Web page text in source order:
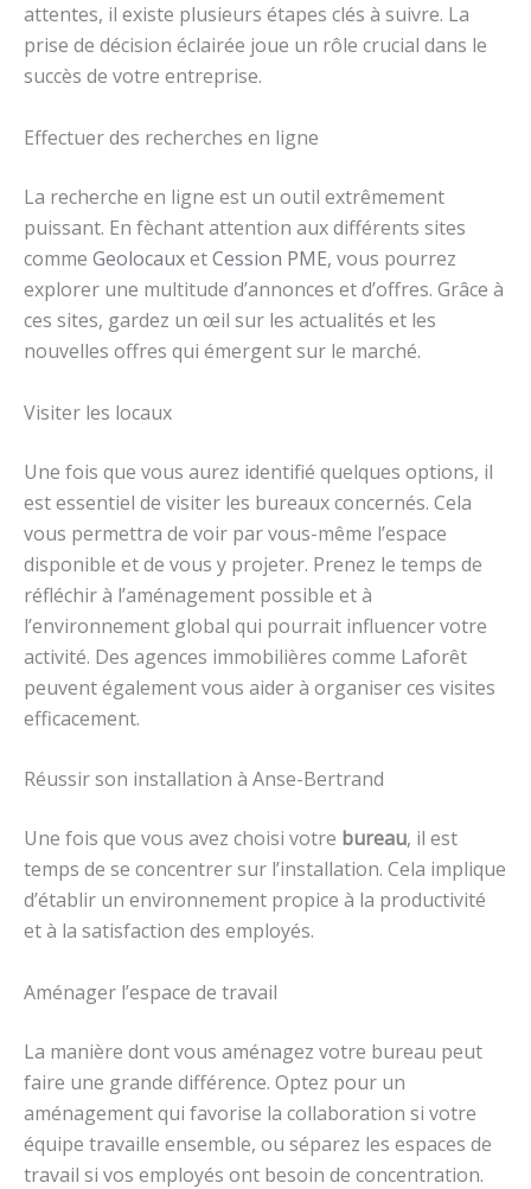
attentes, il existe plusieurs étapes clés à suivre. La
prise de décision éclairée joue un rôle crucial dans le
succès de votre entreprise.
Effectuer des recherches en ligne
La recherche en ligne est un outil extrêmement
puissant. En fèchant attention aux différents sites
comme GeolocauxetCession PME, vous pourrez
explorer une multitude d’annonces et d’offres. Grâce à
ces sites, gardez un œil sur les actualités et les
nouvelles offres qui émergent sur le marché.
Visiter les locaux
Une fois que vous aurez identifié quelques options, il
est essentiel de visiter les bureaux concernés. Cela
vous permettra de voir par vous-même l’espace
disponible et de vous y projeter. Prenez le temps de
réfléchir à l’aménagement possible et à
l’environnement global qui pourrait influencer votre
activité. Des agences immobilières comme Laforêt
peuvent également vous aider à organiser ces visites
efficacement.
Réussir son installation à Anse-Bertrand
Une fois que vous avez choisi votre bureau, il est
temps de se concentrer sur l’installation. Cela implique
d’établir un environnement propice à la productivité
et à la satisfaction des employés.
Aménager l’espace de travail
La manière dont vous aménagez votre bureau peut
faire une grande différence. Optez pour un
aménagement qui favorise la collaboration si votre
équipe travaille ensemble, ou séparez les espaces de
travail si vos employés ont besoin de concentration.